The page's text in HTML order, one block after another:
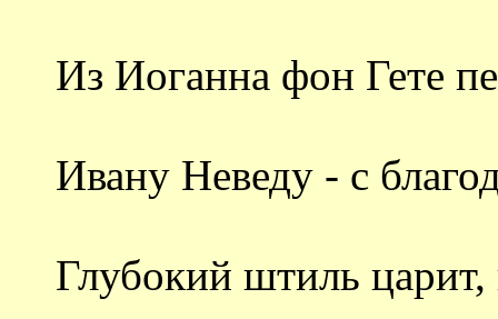
Из Иоганна фон Гете
Ивану Неведу - с
Глубокий штиль